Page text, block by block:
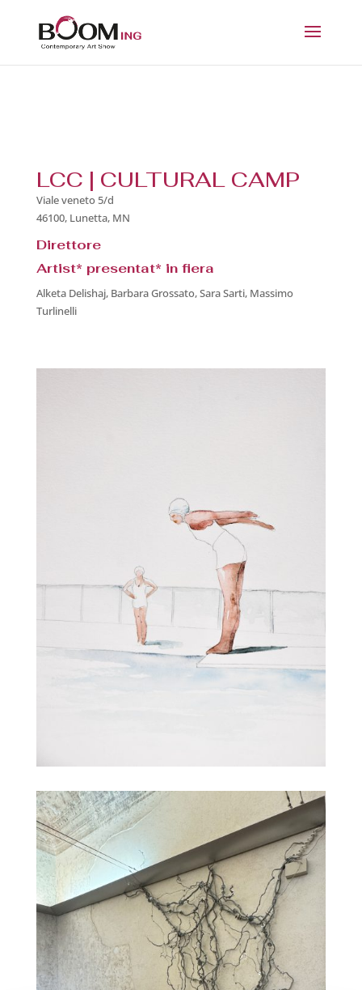
LCC | CULTURAL CAMP
Viale veneto 5/d
46100, Lunetta, MN
Direttore
Artist* presentat* in fiera
Alketa Delishaj, Barbara Grossato, Sara Sarti, Massimo
Turlinelli